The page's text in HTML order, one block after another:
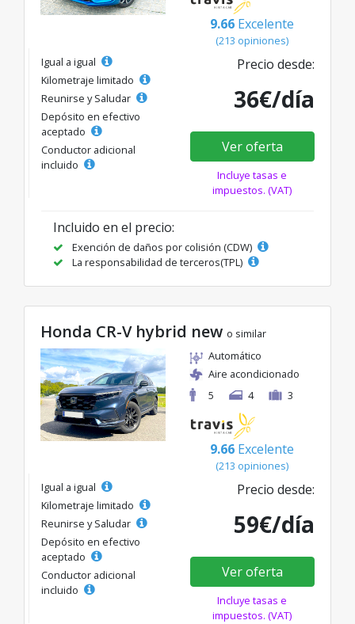
9.66 Excelente
(213 opiniones)
Igual a igual
Kilometraje limitado
Reunirse y Saludar
Depósito en efectivo
aceptado
Conductor adicional
incluido
Precio desde:
36€/día
Ver oferta
Incluye tasas e
impuestos. (VAT)
Incluido en el precio:
Exención de daños por colisión (CDW)
La responsabilidad de terceros(TPL)
Honda CR-V hybrid new o similar
Automático
Aire acondicionado
5
4 3
9.66 Excelente
(213 opiniones)
Igual a igual
Kilometraje limitado
Reunirse y Saludar
Depósito en efectivo
aceptado
Conductor adicional
incluido
Precio desde:
59€/día
Ver oferta
Incluye tasas e
impuestos. (VAT)